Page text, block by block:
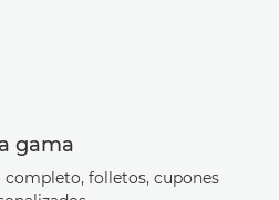
gama
folletos, cupones